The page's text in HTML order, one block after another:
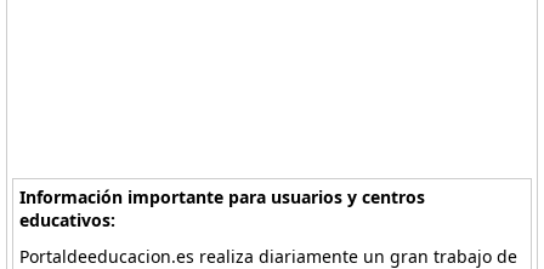
Información importante para usuarios y centros
educativos:
Portaldeeducacion.es realiza diariamente un gran trabajo de